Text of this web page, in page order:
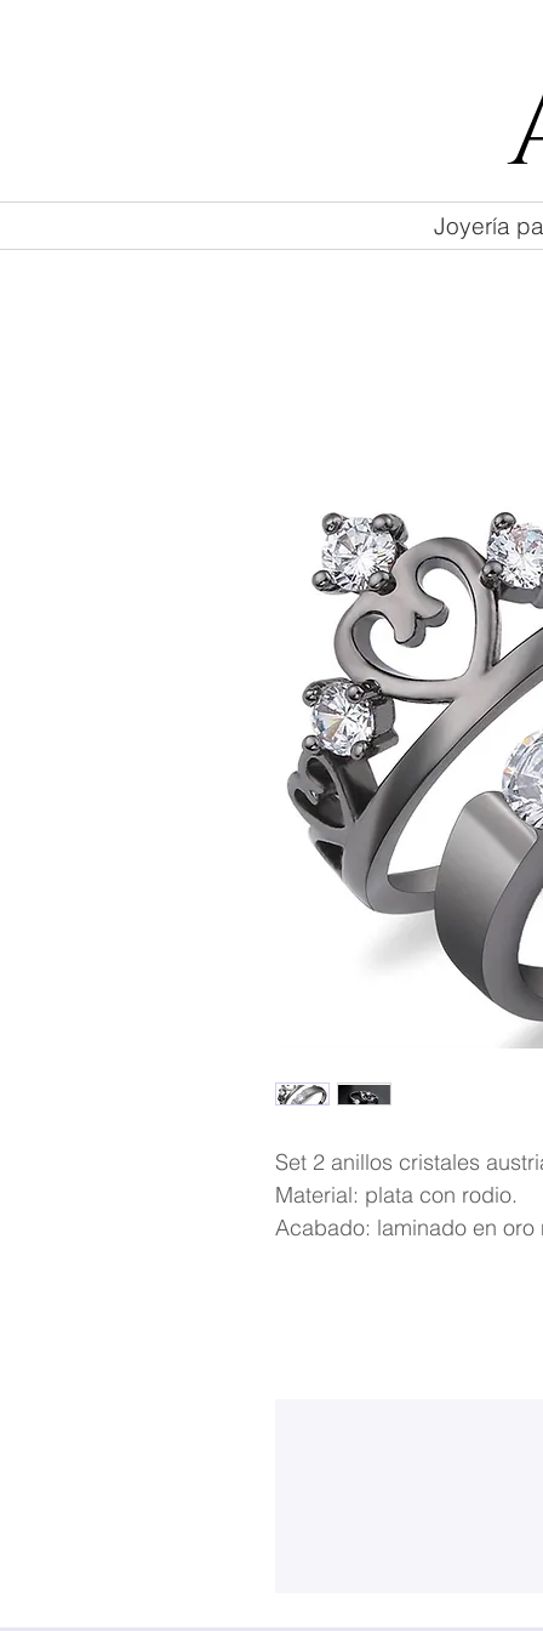
Joyería
Set 2 anillos cristales
Material: plata con rodio.
Acabado: laminado en